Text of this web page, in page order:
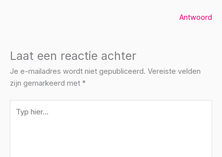
Antwoord
Laat een reactie achter
Je e-mailadres wordt niet gepubliceerd. Vereiste velden
zijn gemarkeerd met *
hier...